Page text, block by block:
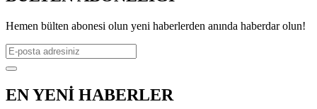
Hemen bülten abonesi olun yeni haberlerden anında haberdar olun!
EN YENİ HABERLER